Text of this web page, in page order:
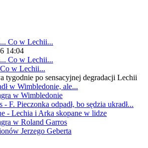
14:04
w Lechii...
tygodnie po sensacyjnej degradacji Lechii
w Wimbledonie, ale...
w Wimbledonie
F. Pieczonka odpadł, bo sędzia ukradł...
- Lechia i Arka skopane w lidze
w Roland Garros
Jerzego Geberta